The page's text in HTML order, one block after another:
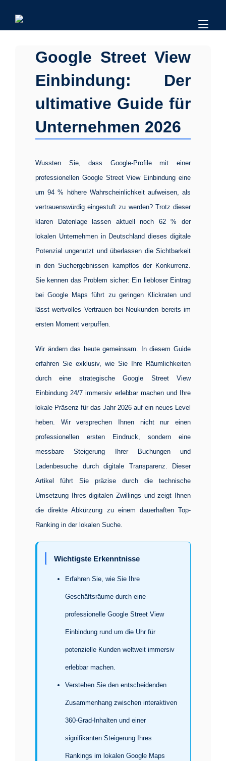
Google Street View
Einbindung: Der
ultimative Guide für
Unternehmen 2026
Wussten Sie, dass Google-Profile mit einer
professionellen Google Street View Einbindung eine
um 94 % höhere Wahrscheinlichkeit aufweisen, als
vertrauenswürdig eingestuft zu werden? Trotz dieser
klaren Datenlage lassen aktuell noch 62 % der
lokalen Unternehmen in Deutschland dieses digitale
Potenzial ungenutzt und überlassen die Sichtbarkeit
in den Suchergebnissen kampflos der Konkurrenz.
Sie kennen das Problem sicher: Ein liebloser Eintrag
bei Google Maps führt zu geringen Klickraten und
lässt wertvolles Vertrauen bei Neukunden bereits im
ersten Moment verpuffen.
Wir ändern das heute gemeinsam. In diesem Guide
erfahren Sie exklusiv, wie Sie Ihre Räumlichkeiten
durch eine strategischeGoogle Street View
Einbindung 24/7 immersiv erlebbar machen und Ihre
lokale Präsenz für das Jahr 2026 auf ein neues Level
heben. Wir versprechen Ihnen nicht nur einen
professionellen ersten Eindruck, sondern eine
messbare Steigerung Ihrer Buchungen und
Ladenbesuche durch digitale Transparenz. Dieser
Artikel führt Sie präzise durch die technische
Umsetzung Ihres digitalen Zwillings und zeigt Ihnen
die direkte Abkürzung zu einem dauerhaften Top-
Ranking in der lokalen Suche.
Wichtigste Erkenntnisse
Erfahren Sie, wie Sie Ihre
Geschäftsräume durch eine
professionelle Google Street View
Einbindung rund um die Uhr für
potenzielle Kunden weltweit immersiv
erlebbar machen.
Verstehen Sie den entscheidenden
Zusammenhang zwischen interaktiven
360-Grad-Inhalten und einer
signifikanten Steigerung Ihres
Rankings im lokalen Google Maps